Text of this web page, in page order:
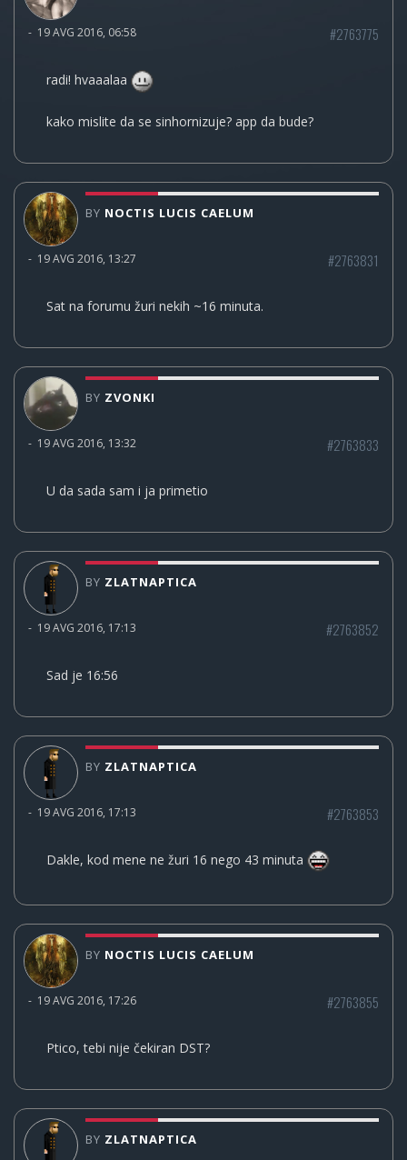
- 19 AVG 2016, 06:58 #2763775
radi! hvaaalaa
kako mislite da se sinhornizuje? app da bude?
BY NOCTIS LUCIS CAELUM
- 19 AVG 2016, 13:27 #2763831
Sat na forumu žuri nekih ~16 minuta.
BY ZVONKI
- 19 AVG 2016, 13:32 #2763833
U da sada sam i ja primetio
BY ZLATNAPTICA
- 19 AVG 2016, 17:13 #2763852
Sad je 16:56
BY ZLATNAPTICA
- 19 AVG 2016, 17:13 #2763853
Dakle, kod mene ne žuri 16 nego 43 minuta
BY NOCTIS LUCIS CAELUM
- 19 AVG 2016, 17:26 #2763855
Ptico, tebi nije čekiran DST?
BY ZLATNAPTICA